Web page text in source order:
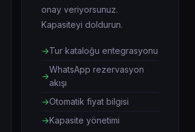
onay veriyorsunuz.
Kapasiteyi doldurun.
Tur kataloğu entegrasyonu
WhatsApp rezervasyon
akışı
Otomatik fiyat bilgisi
Kapasite yönetimi